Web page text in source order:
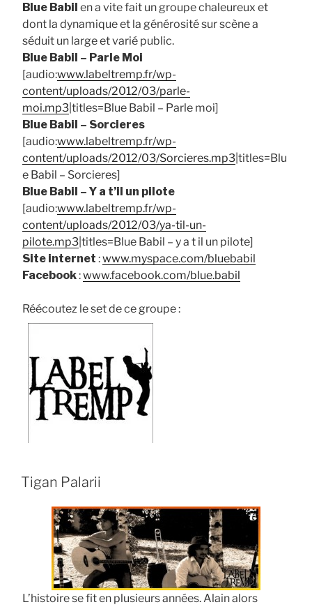
Blue Babil en a vite fait un groupe chaleureux et
dont la dynamique et la générosité sur scène a
séduit un large et varié public.
Blue Babil – Parle Moi
[audio:www.labeltremp.fr/wp-
content/uploads/2012/03/parle-
moi.mp3 |titles=Blue Babil – Parle moi]
Blue Babil – Sorcieres
[audio:www.labeltremp.fr/wp-
content/uploads/2012/03/Sorcieres.mp3 |titles=Blu
e Babil – Sorcieres]
Blue Babil – Y a t’il un pilote
[audio:www.labeltremp.fr/wp-
content/uploads/2012/03/ya-til-un-
pilote.mp3 |titles=Blue Babil – y a t il un pilote]
Site internet :www.myspace.com/bluebabil
Facebook:www.facebook.com/blue.babil
Réécoutez le set de ce groupe :
Tigan Palarii
L’histoire se fit en plusieurs années. Alain alors